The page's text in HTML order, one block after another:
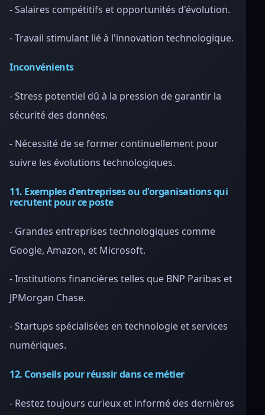
- Salaires compétitifs et opportunités d'évolution.
- Travail stimulant lié à l'innovation technologique.
Inconvénients
- Stress potentiel dû à la pression de garantir la
sécurité des données.
- Nécessité de se former continuellement pour
suivre les évolutions technologiques.
11. Exemples d'entreprises ou d'organisations qui
recrutent pour ce poste
- Grandes entreprises technologiques comme
Google, Amazon, et Microsoft.
- Institutions financières telles que BNP Paribas et
JPMorgan Chase.
- Startups spécialisées en technologie et services
numériques.
12. Conseils pour réussir dans ce métier
- Restez toujours curieux et informé des dernières